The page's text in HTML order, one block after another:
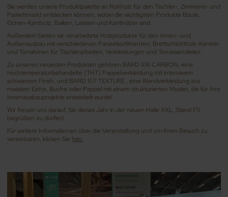
Sie werden unsere Produktpalette an Rohholz für den Tischler-, Zimmerei- und
Parkettmarkt entdecken können, wobei die wichtigsten Produkte Boule,
Eichen-Kantholz, Balken, Leisten und Kanthölzer sind.
Außerdem bieten wir verarbeitete Holzprodukte für den Innen- und
Außenausbau mit verschiedenen Paneelsortimenten, Brettschichtholz-Kanteln
und Türrahmen für Tischlerarbeiten, Verkleidungen und Terrassendielen.
Zu unseren neuesten Produkten gehören BARD 106 CARBON, eine
hochtemperaturbehandelte (THT) Pappelverkleidung mit intensivem
schwarzem Finish, und BARD 107 TEXTURE , eine Wandverkleidung aus
massiver Eiche, Buche oder Pappel mit einem strukturierten Muster, die für Ihre
Innenausbauprojekte entwickelt wurde!
Wir freuen uns darauf, Sie dieses Jahr in der neuen Halle XXL, Stand F5,
begrüßen zu dürfen!
Für weitere Informationen über die Veranstaltung und um Ihren Besuch zu
vereinbaren, klicken Sie hier.